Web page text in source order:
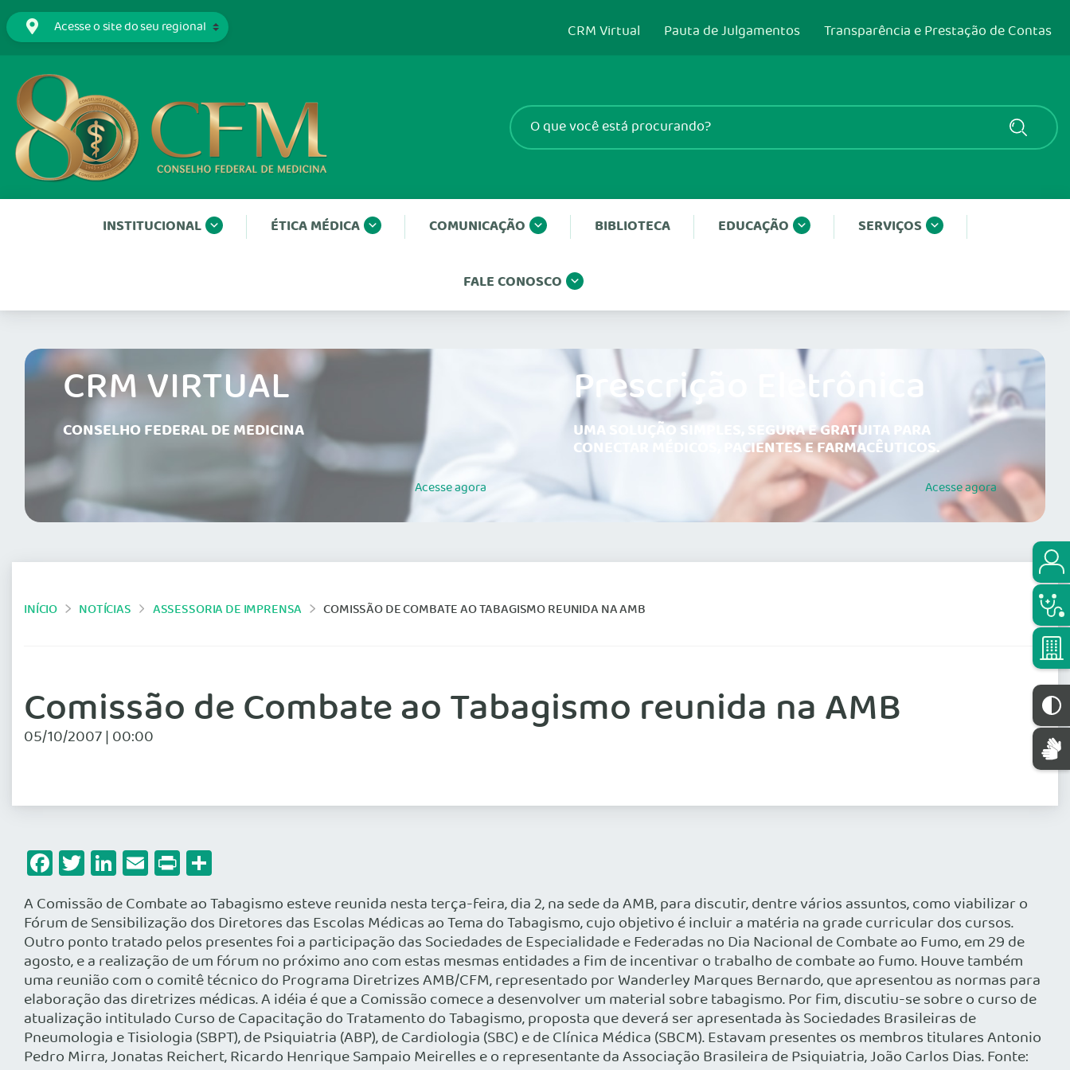
CRM Virtual Pauta de Julgamentos Transparência e Prestação de Contas
INSTITUCIONAL ÉTICA MÉDICA COMUNICAÇÃO BIBLIOTECA EDUCAÇÃO SERVIÇOS
FALE CONOSCO
CRM VIRTUAL
CONSELHO FEDERAL DE MEDICINA
Acesseagora
Prescrição Eletrônica
UMA SOLUÇÃO SIMPLES, SEGURA E GRATUITA PARA
CONECTAR MÉDICOS, PACIENTES E FARMACÊUTICOS.
Acesseagora
INÍCIO NOTÍCIAS ASSESSORIA DE IMPRENSA COMISSÃO DE COMBATE AO TABAGISMO REUNIDA NA AMB
Comissão de Combate ao Tabagismo reunida na AMB
05/10/2007 | 00:00
Facebook
Twitter
LinkedIn
Email
Print
A Comissão de Combate ao Tabagismo esteve reunida nesta terça-feira, dia 2, na sede da AMB, para discutir, dentre vários assuntos, como viabilizar o
Fórum de Sensibilização dos Diretores das Escolas Médicas ao Tema do Tabagismo, cujo objetivo é incluir a matéria na grade curricular dos cursos.
Outro ponto tratado pelos presentes foi a participação das Sociedades de Especialidade e Federadas no Dia Nacional de Combate ao Fumo, em 29 de
agosto, e a realização de um fórum no próximo ano com estas mesmas entidades a fim de incentivar o trabalho de combate ao fumo. Houve também
uma reunião com o comitê técnico do Programa Diretrizes AMB/CFM, representado por Wanderley Marques Bernardo, que apresentou as normas para
elaboração das diretrizes médicas. A idéia é que a Comissão comece a desenvolver um material sobre tabagismo. Por fim, discutiu-se sobre o curso de
atualização intitulado Curso de Capacitação do Tratamento do Tabagismo, proposta que deverá ser apresentada às Sociedades Brasileiras de
Pneumologia e Tisiologia (SBPT), de Psiquiatria (ABP), de Cardiologia (SBC) e de Clínica Médica (SBCM). Estavam presentes os membros titulares Antonio
Pedro Mirra, Jonatas Reichert, Ricardo Henrique Sampaio Meirelles e o representante da Associação Brasileira de Psiquiatria, João Carlos Dias. Fonte: